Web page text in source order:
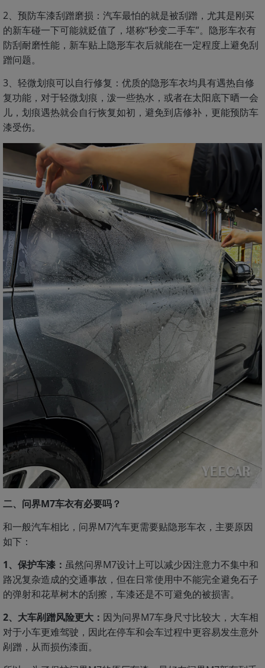
2、预防车漆刮蹭磨损：汽车最怕的就是被刮蹭，尤其是刚买
的新车碰一下可能就贬值了，堪称“秒变二手车”。隐形车衣有
防刮耐磨性能，新车贴上隐形车衣后就能在一定程度上避免刮
蹭问题。
3、轻微划痕可以自行修复：优质的隐形车衣均具有遇热自修
复功能，对于轻微划痕，泼一些热水，或者在太阳底下晒一会
儿，划痕遇热就会自行恢复如初，避免到店修补，更能预防车
漆受伤。
二、问界M7车衣有必要吗？
和一般汽车相比，问界M7汽车更需要贴隐形车衣，主要原因
如下：
1、保护车漆： 虽然问界M7设计上可以减少因注意力不集中和
路况复杂造成的交通事故，但在日常使用中不能完全避免石子
的弹射和花草树木的刮擦，车漆还是不可避免的被损害。
2、大车剐蹭风险更大： 因为问界M7车身尺寸比较大，大车相
对于小车更难驾驶，因此在停车和会车过程中更容易发生意外
剐蹭，从而损伤漆面。